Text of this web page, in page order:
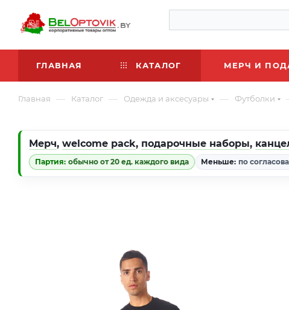
ГЛАВНАЯ КАТАЛОГ МЕРЧ И
Главная — Каталог — Одежда и аксесуары — Футболки
Мерч, welcome pack, подарочные наборы,
Партия: обычно от 20 ед. каждого вида Меньше: по